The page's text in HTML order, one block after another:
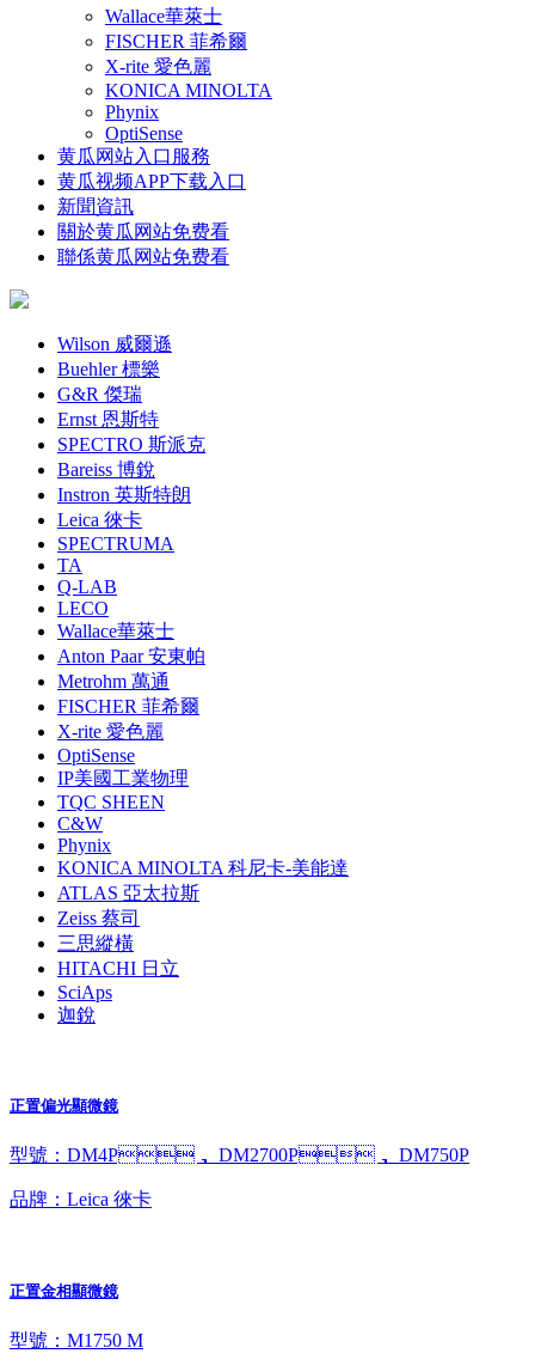
Wallace華萊士
FISCHER 菲希爾
X-rite 愛色麗
KONICA MINOLTA
Phynix
OptiSense
黄瓜网站入口服務
黄瓜视频APP下载入口
新聞資訊
關於黄瓜网站免费看
聯係黄瓜网站免费看
Wilson 威爾遜
Buehler 標樂
G&R 傑瑞
Ernst 恩斯特
SPECTRO 斯派克
Bareiss 博銳
Instron 英斯特朗
Leica 徠卡
SPECTRUMA
TA
Q-LAB
LECO
Wallace華萊士
Anton Paar 安東帕
Metrohm 萬通
FISCHER 菲希爾
X-rite 愛色麗
OptiSense
IP美國工業物理
TQC SHEEN
C&W
Phynix
KONICA MINOLTA 科尼卡-美能達
ATLAS 亞太拉斯
Zeiss 蔡司
三思縱橫
HITACHI 日立
SciAps
迦銳
正置偏光顯微鏡
型號：DM4P， DM2700P， DM750P
品牌：Leica 徠卡
正置金相顯微鏡
型號：M1750 M